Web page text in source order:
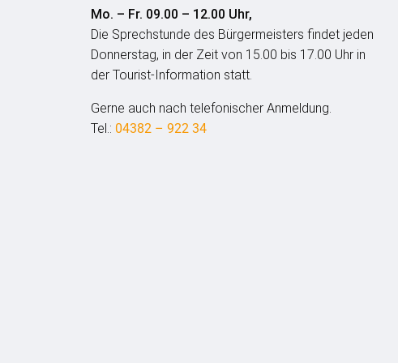
Mo. – Fr. 09.00 – 12.00 Uhr,
Die Sprechstunde des Bürgermeisters findet jeden
Donnerstag, in der Zeit von 15.00 bis 17.00 Uhr in
der Tourist-Information statt.
Gerne auch nach telefonischer Anmeldung.
Tel.: 04382 – 922 34